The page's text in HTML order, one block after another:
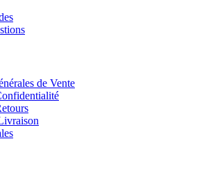
de Vente